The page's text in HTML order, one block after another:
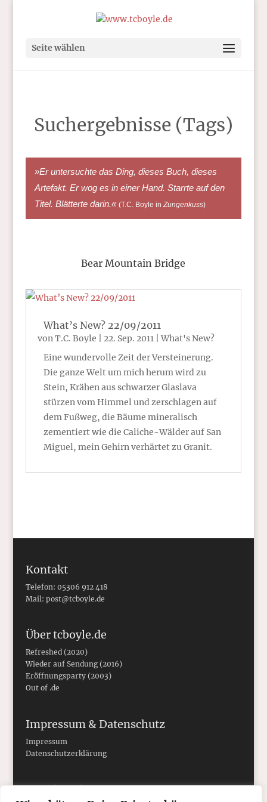
Seite wählen
Suchergebnisse (Tags)
»Er untersuchte das Ding, dieses Buch, dieses
Artefakt. Er wog es in einer Hand. Starrte auf den
Titel. Blätterte darin.« (T.C. Boyle in Zungenkuss)
Bear Mountain Bridge
What’s New? 22/09/2011
vonT.C. Boyle 22. Sep. 2011|What's New?
Eine wundervolle Zeit der Versteinerung.
Die ganze Welt um mich herum wird zu
Stein, Krähen aus schwarzer Glaslava
stürzen vom Himmel und zerschlagen auf
dem Fußweg, die Bäume mineralisch
zementiert wie die Caliche-Wälder auf San
Miguel, mein Gehirn verhärtet zu Granit.
Kontakt
Telefon: 05306 912 418
Mail: post@tcboyle.de
Über tcboyle.de
Refreshed (2020)
Wieder auf Sendung (2016)
Eröffnungsparty (2003)
Out of .de
Impressum & Datenschutz
Impressum
Datenschutzerklärung
Social Media